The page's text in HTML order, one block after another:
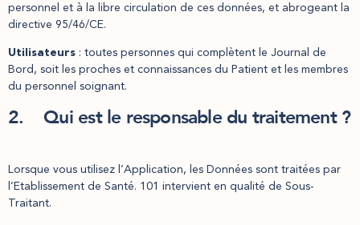
personnel et à la libre circulation de ces données, et abrogeant la
directive 95/46/CE.
Utilisateurs : toutes personnes qui complètent le Journal de
Bord, soit les proches et connaissances du Patient et les membres
du personnel soignant.
2. Qui est le responsable du traitement ?
Lorsque vous utilisez l’Application, les Données sont traitées par
l’Etablissement de Santé. 101 intervient en qualité de Sous-
Traitant.